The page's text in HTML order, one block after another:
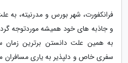
فرانکفورت، شهر بورس و مدرنیته، به
و جاذبه های خود همیشه موردتوجه
به همین علت دانستن برترین زمان
سفری خاص و دلپذیر به یاری